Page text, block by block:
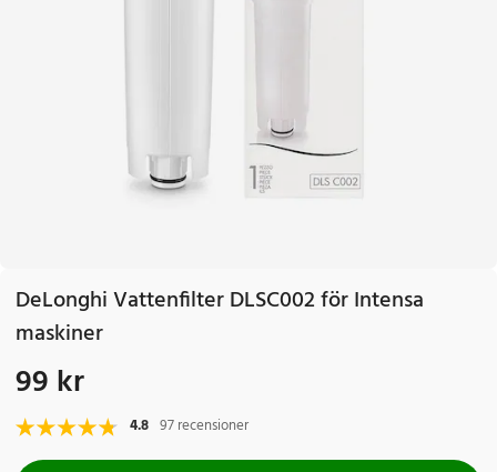
DeLonghi Vattenfilter DLSC002 för Intensa
maskiner
Pris: 99 kr
99 kr
4.8 97 recensioner